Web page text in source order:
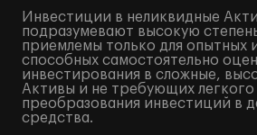
Инвестиции в неликвидные
подразумевают высокую
приемлемы только для опытных
способных самостоятельно
инвестирования в сложные,
Активы и не требующих
преобразования инвестиций в
средства.